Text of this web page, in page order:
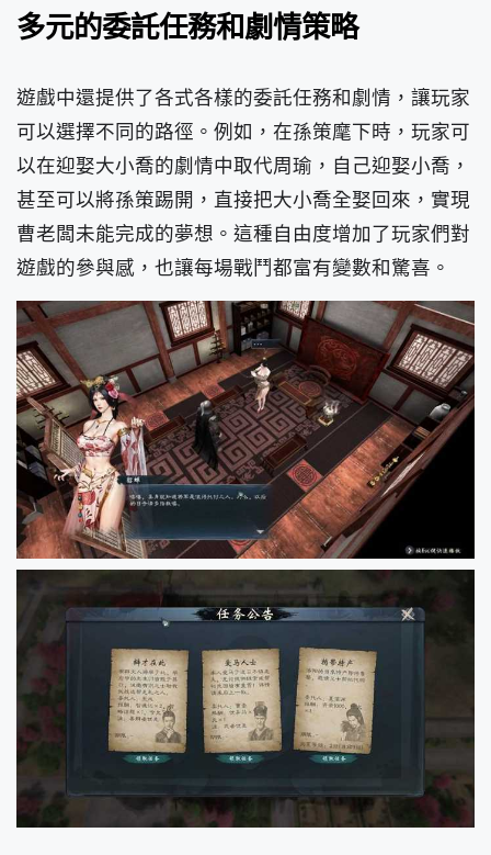
多元的委託任務和劇情策略
遊戲中還提供了各式各樣的委託任務和劇情，讓玩家
可以選擇不同的路徑。例如，在孫策麾下時，玩家可
以在迎娶大小喬的劇情中取代周瑜，自己迎娶小喬，
甚至可以將孫策踢開，直接把大小喬全娶回來，實現
曹老闆未能完成的夢想。這種自由度增加了玩家們對
遊戲的參與感，也讓每場戰鬥都富有變數和驚喜。